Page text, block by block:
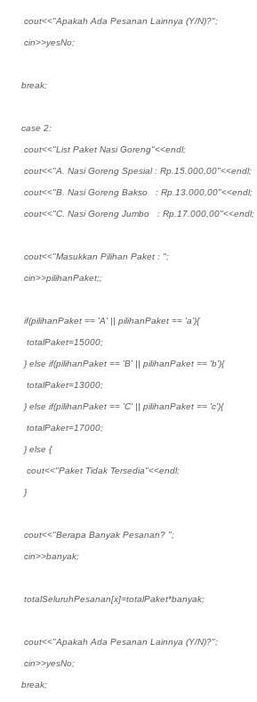
cout<<"Apakah Ada Pesanan Lainnya (Y/N)?";
cin>>yesNo;
break;
case 2:
cout<<"List Paket Nasi Goreng"<<endl;
cout<<"A. Nasi Goreng Spesial : Rp.15.000,00"<<endl;
cout<<"B. Nasi Goreng Bakso : Rp.13.000,00"<<endl;
cout<<"C. Nasi Goreng Jumbo : Rp.17.000,00"<<endl;
cout<<"Masukkan Pilihan Paket : ";
cin>>pilihanPaket;;
if(pilihanPaket == 'A' || pilihanPaket == 'a'){
totalPaket=15000;
} else if(pilihanPaket == 'B' || pilihanPaket == 'b'){
totalPaket=13000;
} else if(pilihanPaket == 'C' || pilihanPaket == 'c'){
totalPaket=17000;
} else {
cout<<"Paket Tidak Tersedia"<<endl;
}
cout<<"Berapa Banyak Pesanan? ";
cin>>banyak;
totalSeluruhPesanan[x]=totalPaket*banyak;
cout<<"Apakah Ada Pesanan Lainnya (Y/N)?";
cin>>yesNo;
break;